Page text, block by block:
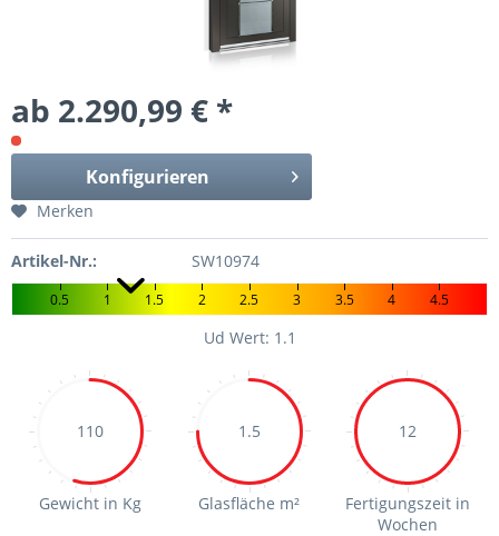
ab 2.290,99 € *
Konfigurieren
Merken
Artikel-Nr.: SW10974
0.5 1 1.5 2 2.5 3 3.5 4 4.5
Ud Wert: 1.1
110
Gewicht in Kg
1.5
Glasfläche m²
12
Fertigungszeit in
Wochen